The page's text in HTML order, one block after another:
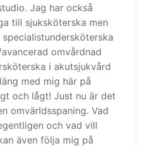
Jag har också
till sjuksköterska men
omvårdnad
i akutsjukvård
med mig här på
och lågt! Just nu är det
omvärldsspaning. Vad
och vad vill
även följa mig på